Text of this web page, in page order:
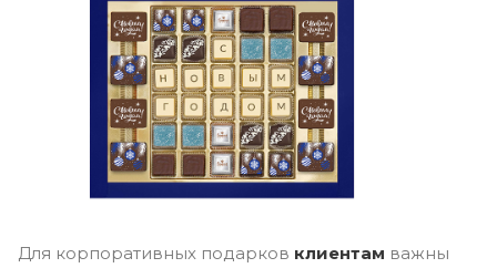
Для корпоративных подарков клиентам важны